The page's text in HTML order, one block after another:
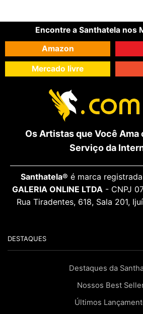
Encontre a Santhatela nos
Amazon
Mercado livre
Os Artistas que Você Ama
Serviço da
Santhatela® é marca registrada
GALERIA ONLINE LTDA - CNPJ
Rua Tiradentes, 618, Sala 201,
DESTAQUES
Destaques da
Nossos Best
Últimos